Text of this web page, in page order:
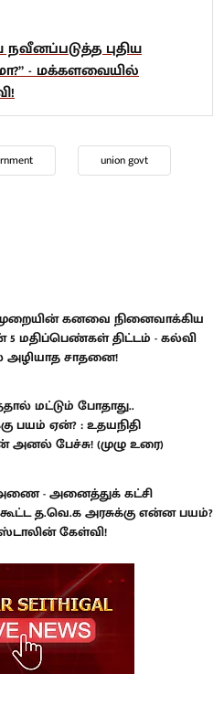
புதிய
- மக்களவையில்
union govt
கனவை நினைவாக்கிய
மதிப்பெண்கள் திட்டம் - கல்வி
அழியாத சாதனை!
மட்டும் போதாது..
பயம் ஏன்? : உதயநிதி
அனல் பேச்சு! (முழு உரை)
- அனைத்துக் கட்சி
த.வெ.க அரசுக்கு என்ன பயம்?
ஸ்டாலின் கேள்வி!